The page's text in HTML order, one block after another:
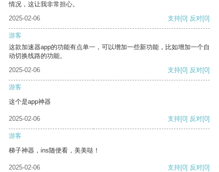
情况，这让我非常担心。
2025-02-06
支持[0] 反对[0]
游客
这款加速器app的功能有点单一，可以增加一些新功能，比如增加一个自
动切换线路的功能。
2025-02-06
支持[0] 反对[0]
游客
这个是app神器
2025-02-06 支持[0] 反对[0]
游客
梯子神器，ins随便看，美美哒！
2025-02-06 支持[0] 反对[0]